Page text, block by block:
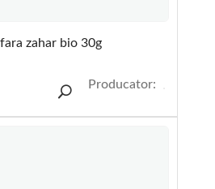
zahar bio 30g
Producator: